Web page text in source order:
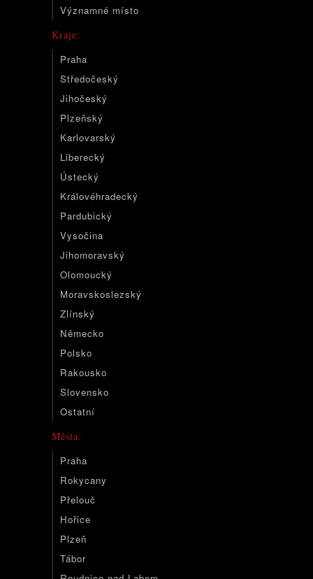
Významné místo
Kraje:
Praha
Středočeský
Jihočeský
Plzeňský
Karlovarský
Liberecký
Ústecký
Královéhradecký
Pardubický
Vysočina
Jihomoravský
Olomoucký
Moravskoslezský
Zlínský
Německo
Polsko
Rakousko
Slovensko
Ostatní
Města:
Praha
Rokycany
Přelouč
Hořice
Plzeň
Tábor